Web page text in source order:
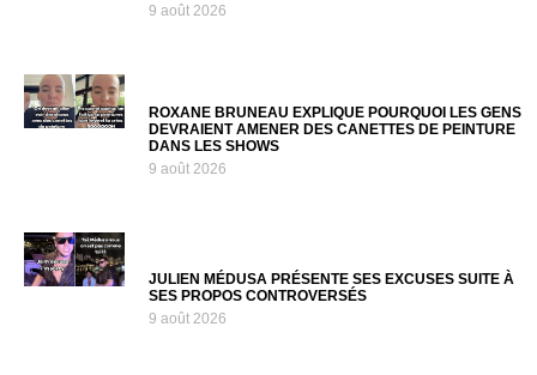
9 août 2026
ROXANE BRUNEAU EXPLIQUE POURQUOI LES GENS
DEVRAIENT AMENER DES CANETTES DE PEINTURE
DANS LES SHOWS
9 août 2026
JULIEN MÉDUSA PRÉSENTE SES EXCUSES SUITE À
SES PROPOS CONTROVERSÉS
9 août 2026